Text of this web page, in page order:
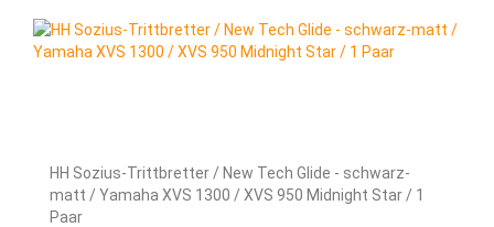
HH Sozius-Trittbretter / New Tech Glide - schwarz-
matt / Yamaha XVS 1300 / XVS 950 Midnight Star / 1
Paar